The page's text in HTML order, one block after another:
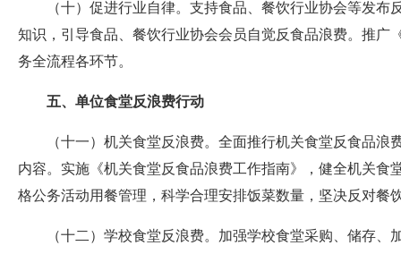
（十）促进行业自律。支持食品、餐饮行业协会等发
知识，引导食品、餐饮行业协会会员自觉反食品浪费。推
务全流程各环节。
五、单位食堂反浪费行动
（十一）机关食堂反浪费。全面推行机关食堂反食品
内容。实施《机关食堂反食品浪费工作指南》，健全机关
格公务活动用餐管理，科学合理安排饭菜数量，坚决反对餐
（十二）学校食堂反浪费。加强学校食堂采购、储存